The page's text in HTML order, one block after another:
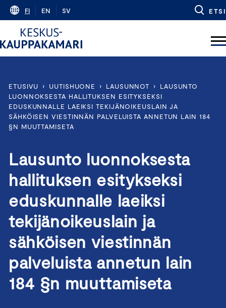
Skip
content
FI EN SV ETSI
ETUSIVU › UUTISHUONE › LAUSUNNOT ›
LAUSUNTO
LUONNOKSESTA HALLITUKSEN ESITYKSEKSI
EDUSKUNNALLE LAEIKSI TEKIJÄNOIKEUSLAIN JA
SÄHKÖISEN VIESTINNÄN PALVELUISTA ANNETUN LAIN 184
§N MUUTTAMISETA
Lausunto luonnoksesta
hallituksen esitykseksi
eduskunnalle laeiksi
tekijänoikeuslain ja
sähköisen viestinnän
palveluista annetun lain
184 §n muuttamiseta